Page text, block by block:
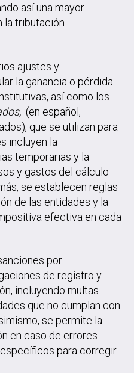
así una mayor
la tributación
ajustes y
la ganancia o pérdida
así como los
(en español,
que se utilizan para
incluyen la
temporarias y la
y gastos del cálculo
se establecen reglas
de las entidades y la
efectiva en cada
por
de registro y
incluyendo multas
que no cumplan con
se permite la
en caso de errores
para corregir